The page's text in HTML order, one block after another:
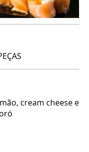
cream cheese e